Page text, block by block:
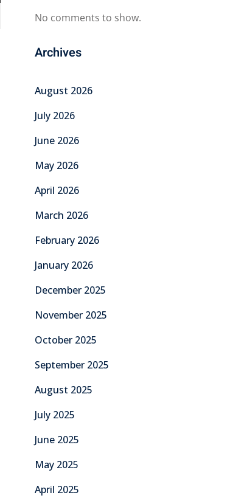
No comments to show.
Archives
August 2026
July 2026
June 2026
May 2026
April 2026
March 2026
February 2026
January 2026
December 2025
November 2025
October 2025
September 2025
August 2025
July 2025
June 2025
May 2025
April 2025